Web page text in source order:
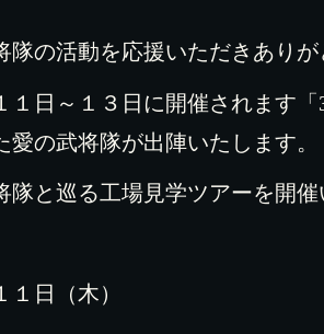
の活動を応援いただきありが
日～１３日に開催されます「
の武将隊が出陣いたします。
と巡る工場見学ツアーを開催
日（木）